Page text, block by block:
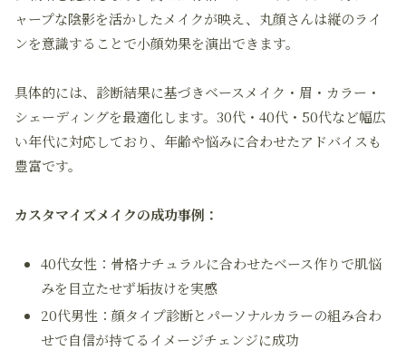
ャープな陰影を活かしたメイクが映え、丸顔さんは縦のライ
ンを意識することで小顔効果を演出できます。
具体的には、診断結果に基づきベースメイク・眉・カラー・
シェーディングを最適化します。30代・40代・50代など幅広
い年代に対応しており、年齢や悩みに合わせたアドバイスも
豊富です。
カスタマイズメイクの成功事例：
40代女性：骨格ナチュラルに合わせたベース作りで肌悩
みを目立たせず垢抜けを実感
20代男性：顔タイプ診断とパーソナルカラーの組み合わ
せで自信が持てるイメージチェンジに成功